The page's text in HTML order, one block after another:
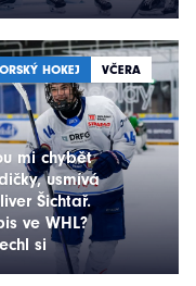
HOKEJ VČERA
mi chybět
usmívá
Šichtař.
ve WHL?
si